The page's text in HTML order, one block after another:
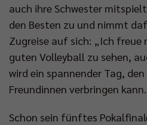
auch ihre Schwester
den Besten zu und nimmt
Zugreise auf sich: „Ich
guten Volleyball zu sehen,
wird ein spannender Tag,
Freundinnen verbringen
Schon sein fünftes